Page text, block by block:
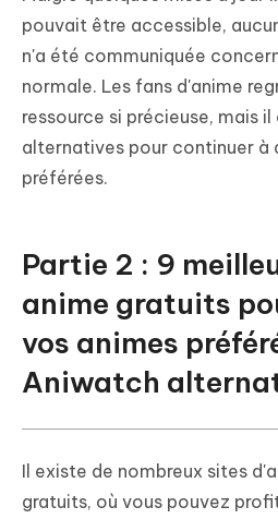
pouvait être accessible,
n'a été communiquée
normale. Les fans d'anime
ressource si précieuse, mais
alternatives pour continuer à
préférées.
Partie 2 : 9
anime gratuits
vos animes
Aniwatch
Il existe de nombreux sites
gratuits, où vous pouvez